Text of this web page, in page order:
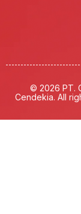
© 2026 PT.
Cendekia. All